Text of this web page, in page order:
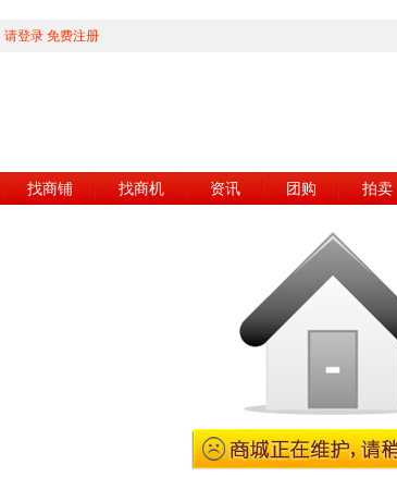
请登录 免费注册
找商铺 找商机 资讯 团购 拍卖